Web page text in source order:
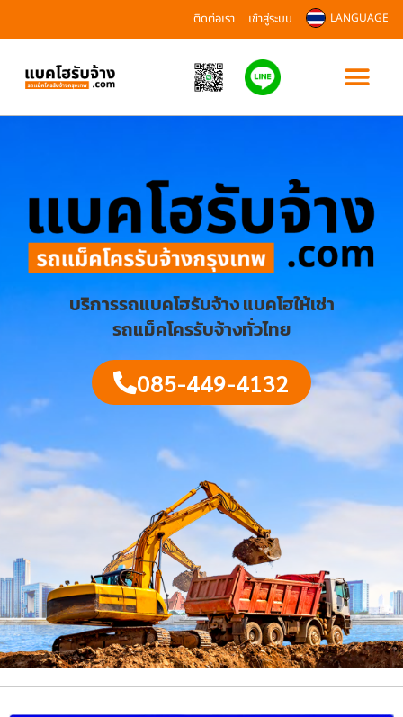
ติดต่อเรา เข้าสู่ระบบ LANGUAGE
บริการรถแบคโฮรับจ้าง แบคโฮให้เช่า
รถแม็คโครรับจ้างทั่วไทย
085-449-4132